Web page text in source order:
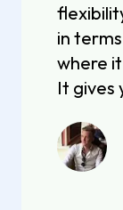
in
where
It gives